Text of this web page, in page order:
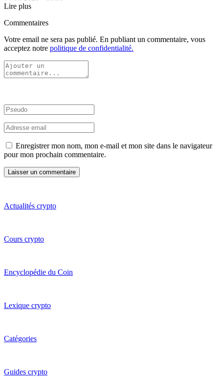
Lire plus
Commentaires
Votre email ne sera pas publié. En publiant un commentaire, vous
acceptez notre politique de confidentialité.
Enregistrer mon nom, mon e-mail et mon site dans le navigateur
pour mon prochain commentaire.
Actualités crypto
Cours crypto
Encyclopédie du Coin
Lexique crypto
Catégories
Guides crypto